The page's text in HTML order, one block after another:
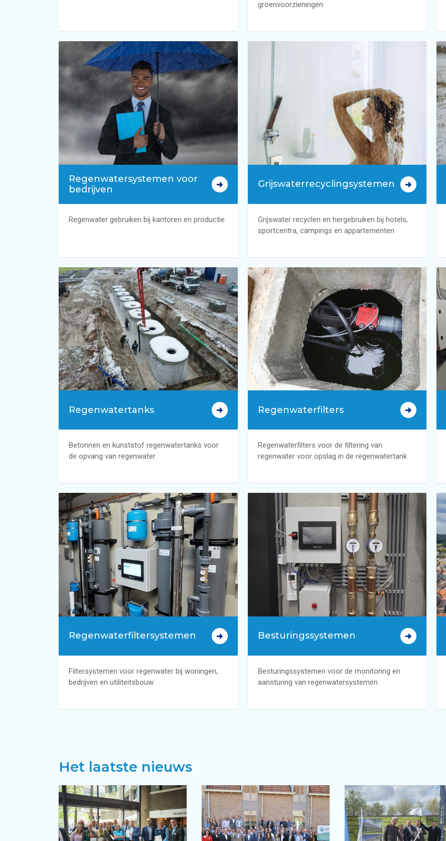
groenvoorzieningen
Regenwatersystemen voor
bedrijven
Regenwater gebruiken bij kantoren en productie
Grijswaterrecyclingsystemen
Grijswater recyclen en hergebruiken bij hotels,
sportcentra, campings en appartementen
Regenwatertanks
Betonnen en kunststof regenwatertanks voor
de opvang van regenwater
Regenwaterfilters
Regenwaterfilters voor de filtering van
regenwater voor opslag in de regenwatertank
Regenwaterfiltersystemen
Filtersystemen voor regenwater bij woningen,
bedrijven en utiliteitsbouw
Besturingssystemen
Besturingssystemen voor de monitoring en
aansturing van regenwatersystemen
Het laatste nieuws